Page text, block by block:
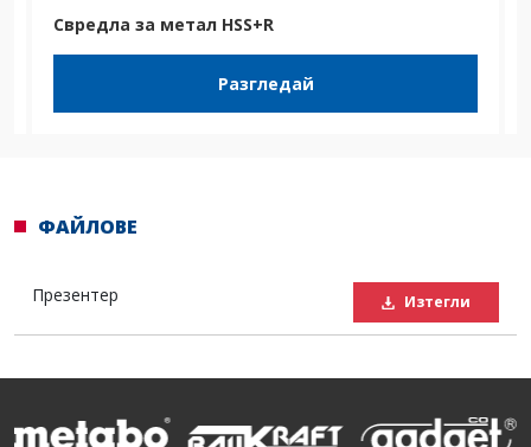
Свредла за метал HSS+R
Разгледай
ФАЙЛОВЕ
Презентер Изтегли